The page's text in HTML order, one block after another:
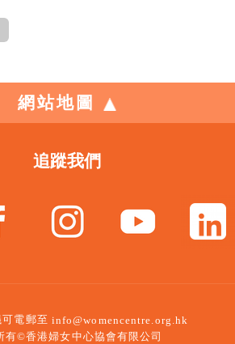
網站地圖
追蹤我們
電郵至 info@womencentre.org.hk
有©香港婦女中心協會有限公司